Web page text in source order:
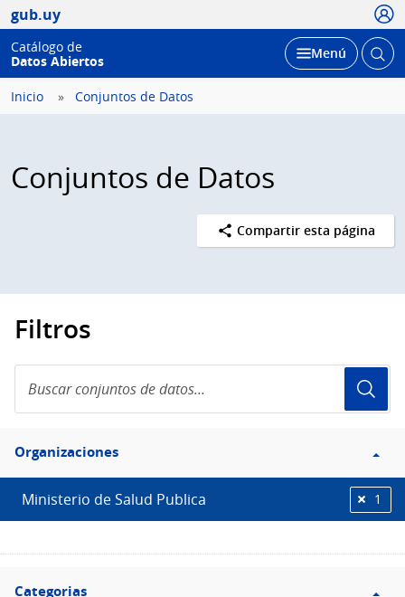
gub.uy
Catálogo de
Datos Abiertos
Desplegar
Menú Abrir
Inicio Conjuntos de Datos
Conjuntos de Datos
Compartir esta página
Filtros
conjuntos
de
Filtro
Organizaciones
Organizaciones
Ministerio de Salud Publica 1
Filtro
Categorias